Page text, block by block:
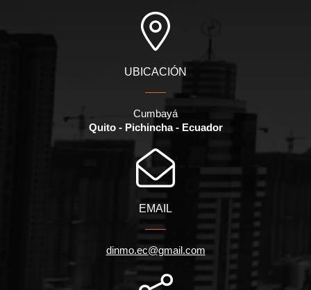
UBICACIÓN
Cumbayá
Quito - Pichincha - Ecuador
EMAIL
dinmo.ec@gmail.com